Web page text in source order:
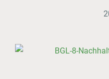
Wissenswertes